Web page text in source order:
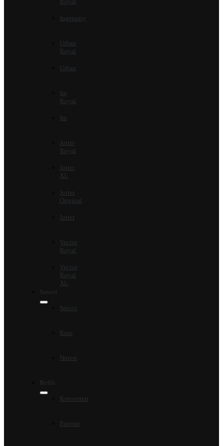
Ingenuity
Urban
Royal
Urban
Im
Royal
Im
Jotter
Royal
Jotter
XL
Jotter
Original
Jotter
Vector
Royal
Vector
Royal
XL
Setovi
Setovi
Kese
Notesi
Refili
Konverteri
Patrone